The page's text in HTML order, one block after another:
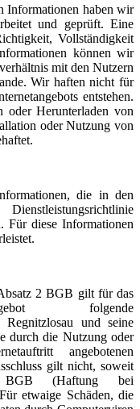
Informationen haben wir
und geprüft. Eine
Vollständigkeit
können wir
mit den Nutzern
Wir haften nicht für
entstehen.
oder Herunterladen von
oder Nutzung von
die in den
diese Informationen
2 BGB gilt für das
folgende
und seine
durch die Nutzung oder
angebotenen
gilt nicht, soweit
(Haftung bei
etwaige Schäden, die